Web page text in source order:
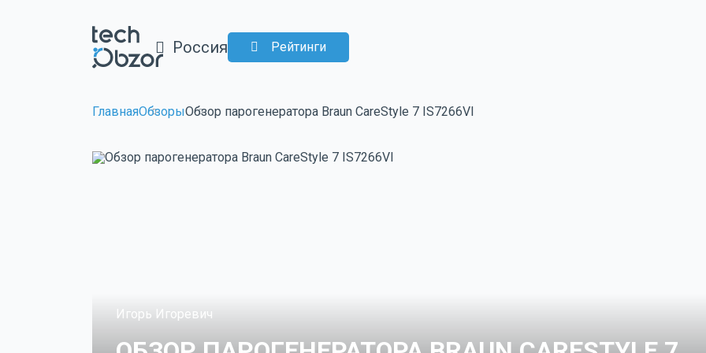
Россия Рейтинги
ГлавнаяОбзорыОбзор парогенератора Braun CareStyle 7 IS7266VI
Игорь Игоревич